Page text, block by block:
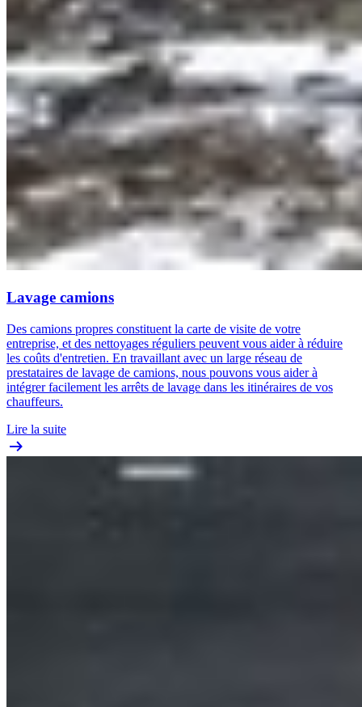
Lavage camions
Des camions propres constituent la carte de visite de votre
entreprise, et des nettoyages réguliers peuvent vous aider à réduire
les coûts d'entretien. En travaillant avec un large réseau de
prestataires de lavage de camions, nous pouvons vous aider à
intégrer facilement les arrêts de lavage dans les itinéraires de vos
chauffeurs.
Lire la suite